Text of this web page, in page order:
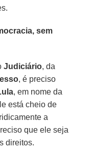
sem
Judiciário, da
, é preciso
, em nome da
está cheio de
a
que ele seja
direitos.